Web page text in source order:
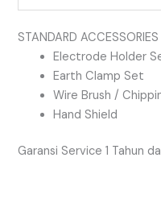
STANDARD ACCESSORIES
Electrode Holder
Earth Clamp Set
Wire Brush /
Hand Shield
Garansi Service 1 Tahun